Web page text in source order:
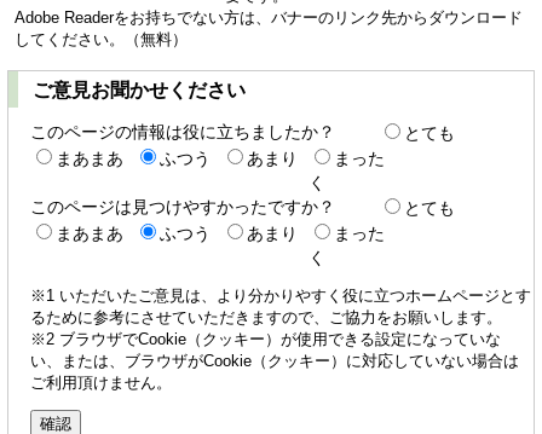
Adobe Readerをお持ちでない方は、バナーのリンク先からダウンロード
してください。（無料）
ご意見お聞かせください
このページの情報は役に立ちましたか？
とても
まあまあ
ふつう あまり
まった
く
このページは見つけやすかったですか？
とても
まあまあ
ふつう あまり
まった
く
※1 いただいたご意見は、より分かりやすく役に立つホームページとす
るために参考にさせていただきますので、ご協力をお願いします。
※2 ブラウザでCookie（クッキー）が使用できる設定になっていな
い、または、ブラウザがCookie（クッキー）に対応していない場合は
ご利用頂けません。